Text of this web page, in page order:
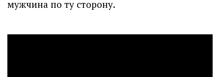
мужчина по ту сторону.